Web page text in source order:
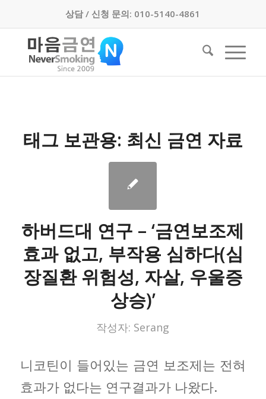
상담 / 신청 문의: 010-5140-4861
태그 보관용: 최신 금연 자료
하버드대 연구 – ‘금연보조제
효과 없고, 부작용 심하다(심
장질환 위험성, 자살, 우울증
상승)’
작성자: Serang
니코틴이 들어있는 금연 보조제는 전혀
효과가 없다는 연구결과가 나왔다.